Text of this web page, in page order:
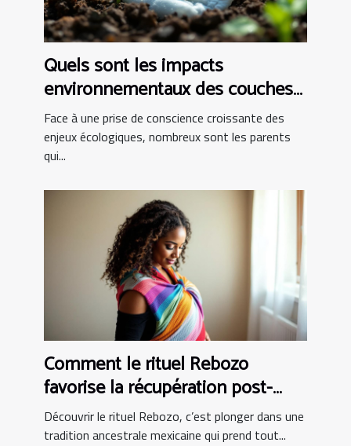
Quels sont les impacts
environnementaux des couches
bio ?
Face à une prise de conscience croissante des
enjeux écologiques, nombreux sont les parents
qui...
Comment le rituel Rebozo
favorise la récupération post-
partum ?
Découvrir le rituel Rebozo, c’est plonger dans une
tradition ancestrale mexicaine qui prend tout...